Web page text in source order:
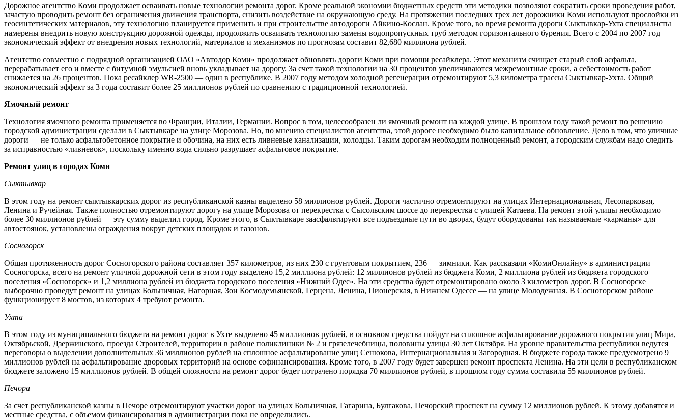
Дорожное агентство Коми продолжает осваивать новые технологии ремонта дорог. Кроме реальной экономии бюджетных средств эти методики позволяют сократить сроки проведения работ,
зачастую проводить ремонт без ограничения движения транспорта, снизить воздействие на окружающую среду. На протяжении последних трех лет дорожники Коми используют прослойки из
геосинтетических материалов, эту технологию планируется применить и при строительстве автодороги Айкино-Кослан. Кроме того, во время ремонта дороги Сыктывкар-Ухта специалисты
намерены внедрить новую конструкцию дорожной одежды, продолжить осваивать технологию замены водопропускных труб методом горизонтального бурения. Всего с 2004 по 2007 год
экономический эффект от внедрения новых технологий, материалов и механизмов по прогнозам составит 82,680 миллиона рублей.
Агентство совместно с подрядной организацией ОАО «Автодор Коми» продолжает обновлять дороги Коми при помощи ресайклера. Этот механизм счищает старый слой асфальта,
перерабатывает его и вместе с битумной эмульсией вновь укладывает на дорогу. За счет такой технологии на 30 процентов увеличиваются межремонтные сроки, а себестоимость работ
снижается на 26 процентов. Пока ресайклер WR-2500 — один в республике. В 2007 году методом холодной регенерации отремонтируют 5,3 километра трассы Сыктывкар-Ухта. Общий
экономический эффект за 3 года составит более 25 миллионов рублей по сравнению с традиционной технологией.
Ямочный ремонт
Технология ямочного ремонта применяется во Франции, Италии, Германии. Вопрос в том, целесообразен ли ямочный ремонт на каждой улице. В прошлом году такой ремонт по решению
городской администрации сделали в Сыктывкаре на улице Морозова. Но, по мнению специалистов агентства, этой дороге необходимо было капитальное обновление. Дело в том, что уличные
дороги — не только асфальтобетонное покрытие и обочина, на них есть ливневые канализации, колодцы. Таким дорогам необходим полноценный ремонт, а городским службам надо следить
за исправностью «ливневок», поскольку именно вода сильно разрушает асфальтовое покрытие.
Ремонт улиц в городах Коми
Сыктывкар
В этом году на ремонт сыктывкарских дорог из республиканской казны выделено 58 миллионов рублей. Дороги частично отремонтируют на улицах Интернациональная, Лесопарковая,
Ленина и Ручейная. Также полностью отремонтируют дорогу на улице Морозова от перекрестка с Сысольским шоссе до перекрестка с улицей Катаева. На ремонт этой улицы необходимо
более 30 миллионов рублей — эту сумму выделил город. Кроме этого, в Сыктывкаре заасфальтируют все подъездные пути во дворах, будут оборудованы так называемые «карманы» для
автостоянок, установлены ограждения вокруг детских площадок и газонов.
Сосногорск
Общая протяженность дорог Сосногорского района составляет 357 километров, из них 230 с грунтовым покрытием, 236 — зимники. Как рассказали «КомиОнлайну» в администрации
Сосногорска, всего на ремонт уличной дорожной сети в этом году выделено 15,2 миллиона рублей: 12 миллионов рублей из бюджета Коми, 2 миллиона рублей из бюджета городского
поселения «Сосногорск» и 1,2 миллиона рублей из бюджета городского поселения «Нижний Одес». На эти средства будет отремонтировано около 3 километров дорог. В Сосногорске
выборочно проведут ремонт на улицах Больничная, Нагорная, Зои Космодемьянской, Герцена, Ленина, Пионерская, в Нижнем Одессе — на улице Молодежная. В Сосногорском районе
функционирует 8 мостов, из которых 4 требуют ремонта.
Ухта
В этом году из муниципального бюджета на ремонт дорог в Ухте выделено 45 миллионов рублей, в основном средства пойдут на сплошное асфальтирование дорожного покрытия улиц Мира,
Октябрьской, Дзержинского, проезда Строителей, территории в районе поликлиники № 2 и грязелечебницы, половины улицы 30 лет Октября. На уровне правительства республики ведутся
переговоры о выделении дополнительных 36 миллионов рублей на сплошное асфальтирование улиц Сенюкова, Интернациональная и Загородная. В бюджете города также предусмотрено 9
миллионов рублей на асфальтирование дворовых территорий на основе софинансирования. Кроме того, в 2007 году будет завершен ремонт проспекта Ленина. На эти цели в республиканском
бюджете заложено 15 миллионов рублей. В общей сложности на ремонт дорог будет потрачено порядка 70 миллионов рублей, в прошлом году сумма составила 55 миллионов рублей.
Печора
За счет республиканской казны в Печоре отремонтируют участки дорог на улицах Больничная, Гагарина, Булгакова, Печорский проспект на сумму 12 миллионов рублей. К этому добавятся и
местные средства, с объемом финансирования в администрации пока не определились.